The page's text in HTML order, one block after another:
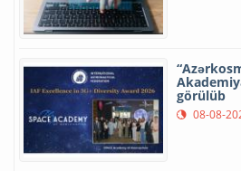
görülüb
08-08-